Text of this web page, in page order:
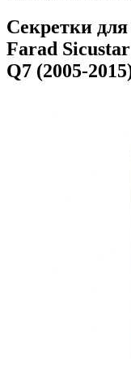
Секретки
Farad
Q7 (2005-